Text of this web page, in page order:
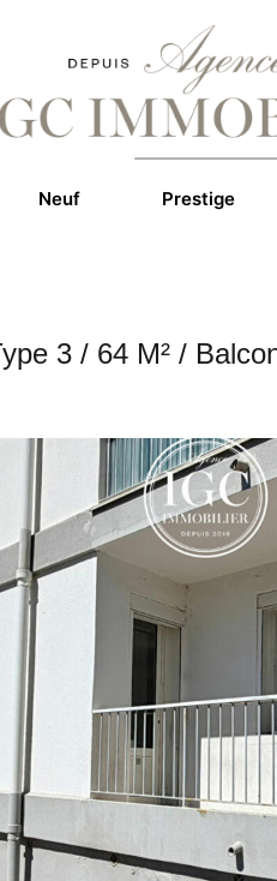
Neuf Prestige
3 / 64 M² /